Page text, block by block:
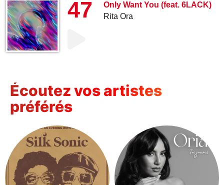
47
Only Want You (feat. 6LACK)
Rita Ora
Écoutez vos artistes
préférés